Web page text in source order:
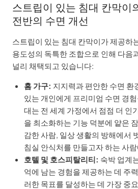
스트립이 있는 침대 칸막이
전반의 수면 개선
스트립이 있는 침대 칸막이가 제공하
용도성의 독특한 조합으로 인해 다음
널리 채택되고 있습니다:
홈 가구: 지지력과 편안한 수면 환
있는 개인에게 프리미엄 수면 경
대는 전 세계 가정에서 점점 더 인
을 최소화하는 기능 덕분에 얕은
감한 사람, 일상 생활의 방해에서
침실 안식처를 만들고자 하는 사
호텔 및 호스피탈리티: 숙박 업계
억에 남는 경험을 제공하는 데 주
러한 목표를 달성하는 데 가장 중